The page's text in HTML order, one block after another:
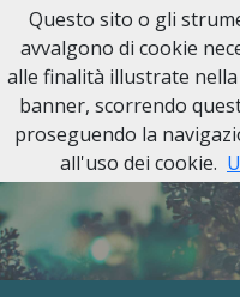
Questo sito o gli
avvalgono di cookie
alle finalità illustrate
banner, scorrendo
proseguendo la
all'uso dei cookie.